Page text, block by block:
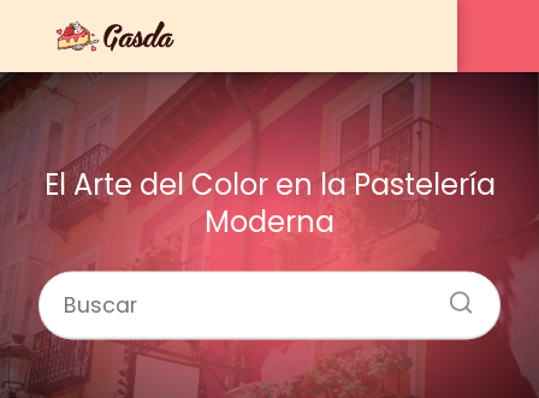
El Arte del Color en la Pastelería
Moderna